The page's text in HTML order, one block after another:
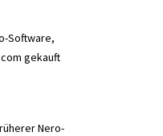
Software,
gekauft
Nero-